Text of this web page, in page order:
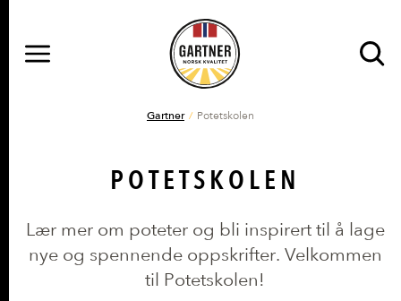
Gartner Potetskolen
POTETSKOLEN
Lær mer om poteter og bli inspirert til å lage
nye og spennende oppskrifter. Velkommen
til Potetskolen!